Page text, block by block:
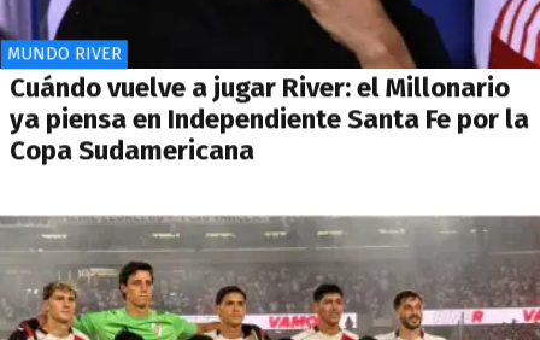
MUNDO RIVER
Cuándo vuelve a jugar River: el Millonario
ya piensa en Independiente Santa Fe por la
Copa Sudamericana